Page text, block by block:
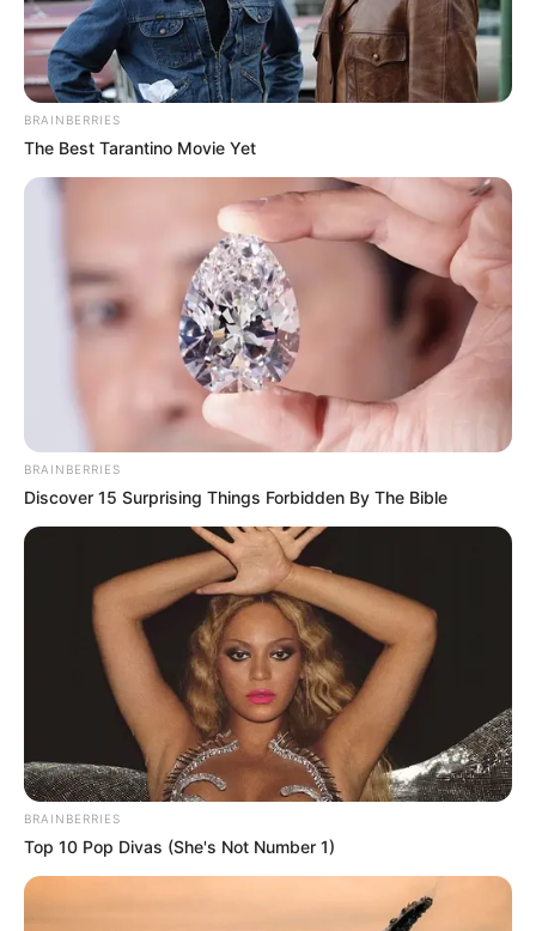
BRAINBERRIES
The Best Tarantino Movie Yet
BRAINBERRIES
Discover 15 Surprising Things Forbidden By The Bible
BRAINBERRIES
Top 10 Pop Divas (She's Not Number 1)